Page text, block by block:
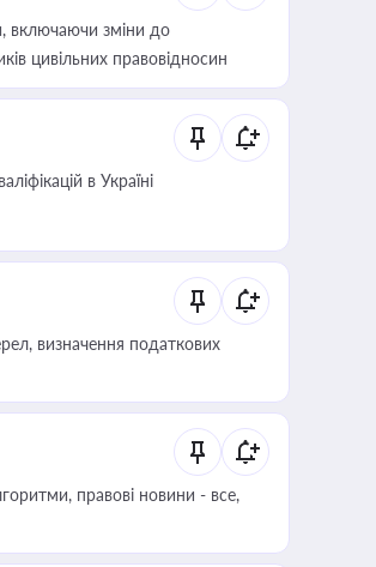
включаючи зміни до
цивільних правовідносин
в Україні
визначення податкових
правові новини - все,